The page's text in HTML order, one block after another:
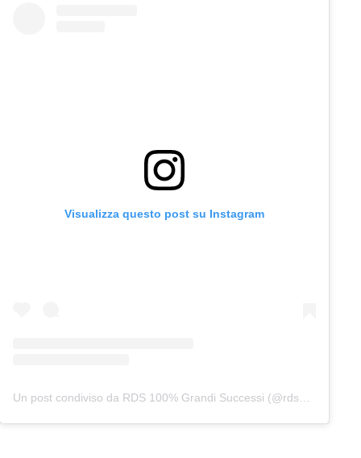
Visualizza questo post su Instagram
Un post condiviso da RDS 100% Grandi Successi (@rds_official)